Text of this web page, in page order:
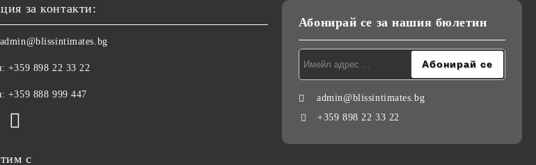
за контакти:
admin@blissintimates.bg
+359 898 22 33 22
+359 888 999 447
с
Абонирай се за нашия бюлетин
admin@blissintimates.bg
+359 898 22 33 22